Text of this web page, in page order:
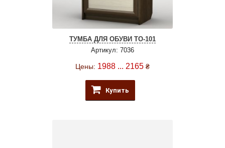
ТУМБА ДЛЯ ОБУВИ ТО-101
Артикул: 7036
Цены: 1988 ... 2165 ₴
Купить